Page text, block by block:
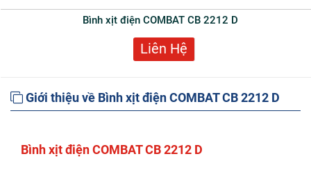
Bình xịt điện COMBAT CB 2212 D
Liên Hệ
Giới thiệu về Bình xịt điện COMBAT CB 2212 D
Bình xịt điện COMBAT CB 2212 D